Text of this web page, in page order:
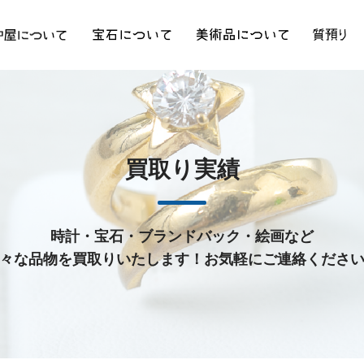
買取り実績
時計・宝石・ブランドバック・絵画など
な品物を買取りいたします！お気軽にご連絡くださ